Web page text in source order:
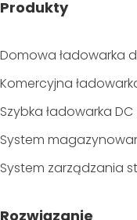
Produkty
Domowa ładowarka
Komercyjna
Szybka ładowarka DC
System
System zarządzania
Rozwiązanie